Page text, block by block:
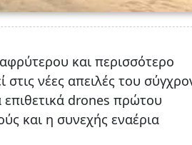
και περισσότερο
νέες απειλές του
drones πρώτου
και η συνεχής εναέρια